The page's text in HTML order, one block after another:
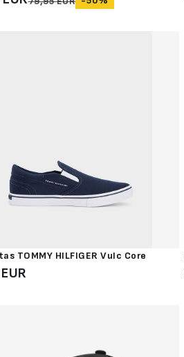
TOMMY HILFIGER Vulc Core